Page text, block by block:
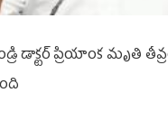
డాక్టర్‌ ప్రియాంక మృతి